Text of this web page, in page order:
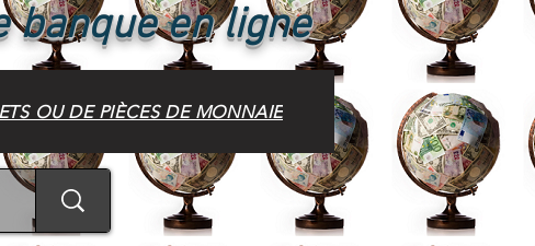
en ligne
OU DE PIÈCES DE MONNAIE